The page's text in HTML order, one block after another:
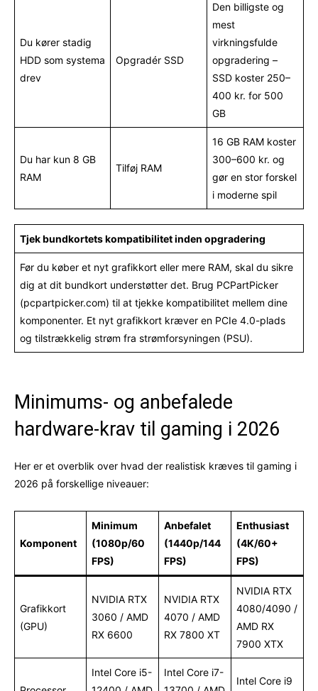
Du kører stadig
HDD som systema
drev
Opgradér SSD
Den billigste og
mest
virkningsfulde
opgradering –
SSD koster 250–
400 kr. for 500
GB
Du har kun 8 GB
RAM
Tilføj RAM
16 GB RAM koster
300–600 kr. og
gør en stor forskel
i moderne spil
Tjek bundkortets kompatibilitet inden opgradering
Før du køber et nyt grafikkort eller mere RAM, skal du sikre
dig at dit bundkort understøtter det. Brug PCPartPicker
(pcpartpicker.com) til at tjekke kompatibilitet mellem dine
komponenter. Et nyt grafikkort kræver en PCIe 4.0-plads
og tilstrækkelig strøm fra strømforsyningen (PSU).
Minimums- og anbefalede
hardware-krav til gaming i 2026
Her er et overblik over hvad der realistisk kræves til gaming i
2026 på forskellige niveauer:
Komponent
Minimum
(1080p/60
FPS)
Anbefalet
(1440p/144
FPS)
Enthusiast
(4K/60+
FPS)
Grafikkort
(GPU)
NVIDIA RTX
3060 / AMD
RX 6600
NVIDIA RTX
4070 / AMD
RX 7800 XT
NVIDIA RTX
4080/4090 /
AMD RX
7900 XTX
Intel Core i5-
Intel Core i7-
Intel Core i9